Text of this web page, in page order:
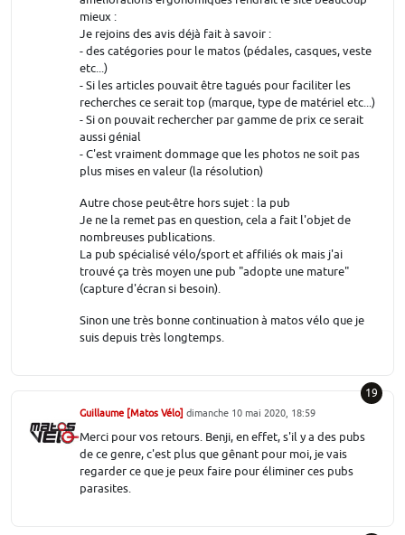
mieux :
Je rejoins des avis déjà fait à savoir :
- des catégories pour le matos (pédales, casques, veste
etc...)
- Si les articles pouvait être tagués pour faciliter les
recherches ce serait top (marque, type de matériel etc...)
- Si on pouvait rechercher par gamme de prix ce serait
aussi génial
- C'est vraiment dommage que les photos ne soit pas
plus mises en valeur (la résolution)
Autre chose peut-être hors sujet : la pub
Je ne la remet pas en question, cela a fait l'objet de
nombreuses publications.
La pub spécialisé vélo/sport et affiliés ok mais j'ai
trouvé ça très moyen une pub "adopte une mature"
(capture d'écran si besoin).
Sinon une très bonne continuation à matos vélo que je
suis depuis très longtemps.
19
Guillaume [Matos Vélo] dimanche 10 mai 2020, 18:59
Merci pour vos retours. Benji, en effet, s'il y a des pubs
de ce genre, c'est plus que gênant pour moi, je vais
regarder ce que je peux faire pour éliminer ces pubs
parasites.